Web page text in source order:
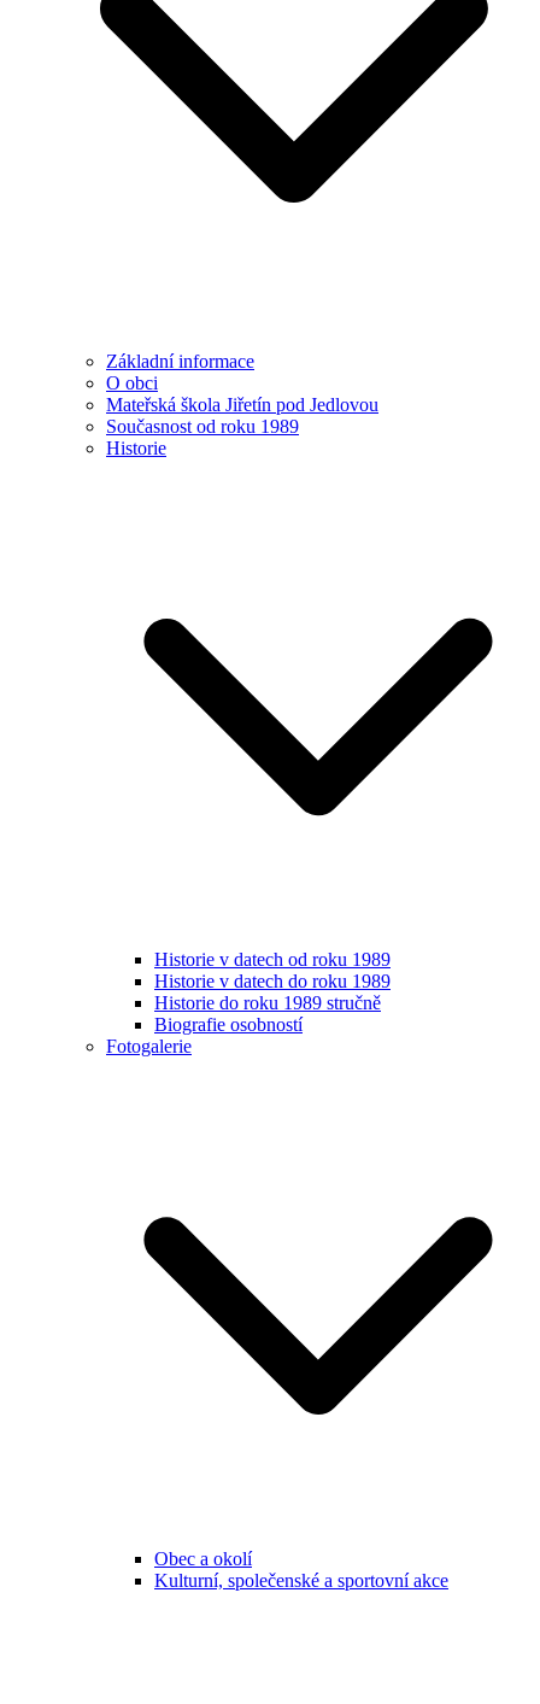
Základní informace
O obci
Mateřská škola Jiřetín pod Jedlovou
Současnost od roku 1989
Historie
Historie v datech od roku 1989
Historie v datech do roku 1989
Historie do roku 1989 stručně
Biografie osobností
Fotogalerie
Obec a okolí
Kulturní, společenské a sportovní akce